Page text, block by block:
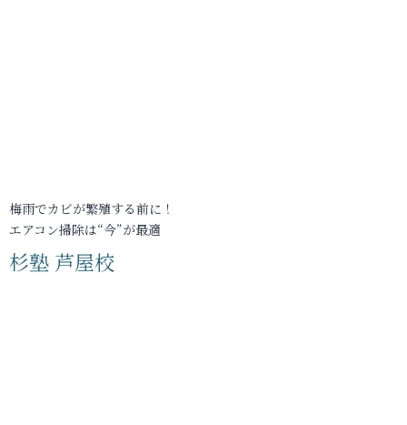
梅雨でカビが繁殖する前に！
エアコン掃除は“今”が最適
杉塾 芦屋校